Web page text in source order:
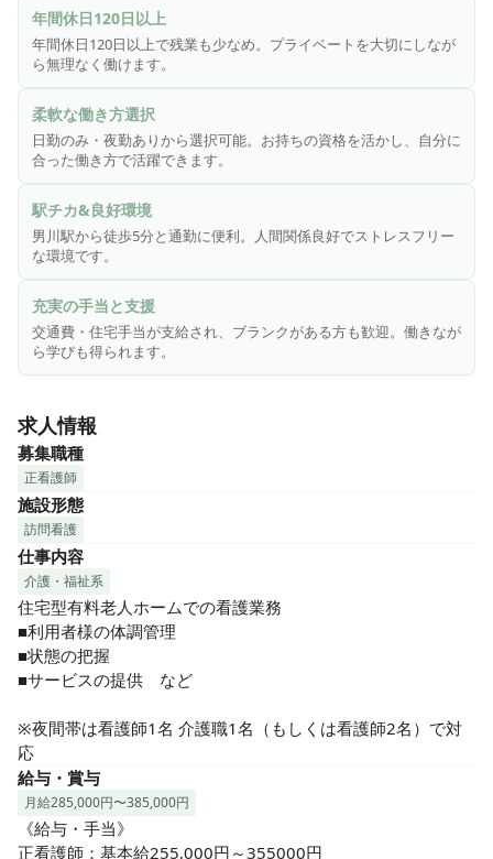
「アシステッドナーシング」は、利用者さんにとって”施設”で
はなく”住宅”になります。
【よい館】は、「高齢者の居住の安定確保に関する法律（高
齢者住まい法）」にもとづき、高齢の単身者や夫婦のみの世
帯を対象に介護や医療が連携し、これらのサービスを提供す
るバリアフリーの構造の”住宅”になります。
【人間関係良好でストレスフリーの環境です】
・年間休日は119日あり、プライベートも大切にしたい方に
ぴったりです。
・准看護師または正看護師で夜勤ありや、日勤のみのご自身
に合った働き方を選べます。お持ちの資格を活かしながら、
自分らしく活躍できます。
・「SDGs事業認定」を取得しており、従業員はもちろん利用
者さまの心身の健康管理の維持向上に努めていきます。無理
なく働きながら、ケアについて様々な学びを得られます。
年間休日120日以上
年間休日120日以上で残業も少なめ。プライベートを大切にしなが
ら無理なく働けます。
柔軟な働き方選択
日勤のみ・夜勤ありから選択可能。お持ちの資格を活かし、自分に
合った働き方で活躍できます。
駅チカ&良好環境
男川駅から徒歩5分と通勤に便利。人間関係良好でストレスフリー
な環境です。
充実の手当と支援
交通費・住宅手当が支給され、ブランクがある方も歓迎。働きなが
ら学びも得られます。
求人情報
募集職種
正看護師
施設形態
訪問看護
仕事内容
介護・福祉系
住宅型有料老人ホームでの看護業務
■利用者様の体調管理
■状態の把握
■サービスの提供　など
※夜間帯は看護師1名 介護職1名（もしくは看護師2名）で対
応
給与・賞与
月給285,000円〜385,000円
《給与・手当》
正看護師：基本給255,000円～355000円